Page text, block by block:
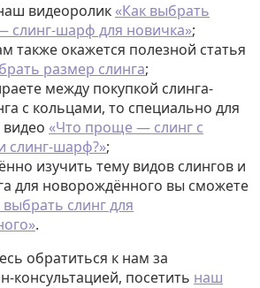
видеоролик «Как выбрать
слинг-шарф для новичка»;
также окажется полезной статья
размер слинга;
между покупкой слинга-
с кольцами, то специально для
«Что проще — слинг с
слинг-шарф?»;
изучить тему видов слингов и
для новорождённого вы сможете
выбрать слинг для
.
обратиться к нам за
консультацией, посетить наш